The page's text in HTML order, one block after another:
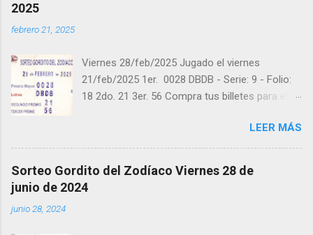
2025
febrero 21, 2025
Viernes 28/feb/2025 Jugado el viernes
21/feb/2025 1er. 0028 DBDB - Serie: 9 - Folio:
18 2do. 21 3er. 56 Compra tus billetes para el
instagram.com/balotas_panama - En Twitter:
@balotas y Facebook: facebook.com/balotas
Pruebe su suerte en las mejores loterías
LEER MÁS
Sorteo Gordito del Zodíaco Viernes 28 de
junio de 2024
junio 28, 2024